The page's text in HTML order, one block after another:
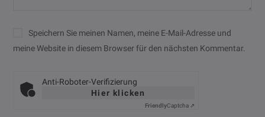
Speichern Sie meinen Namen, meine E-Mail-Adresse und
meine Website in diesem Browser für den nächsten Kommentar.
Anti-Roboter-Verifizierung
Hier klicken
FriendlyCaptcha ⇗